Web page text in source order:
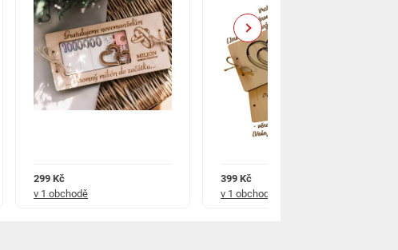
299 Kč
v 1 obchodě
399 Kč
v 1 obchodě
Next